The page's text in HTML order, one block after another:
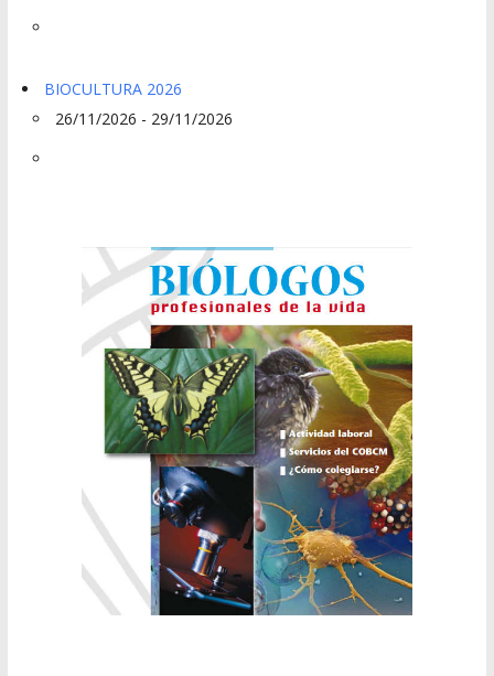
BIOCULTURA 2026
26/11/2026 - 29/11/2026